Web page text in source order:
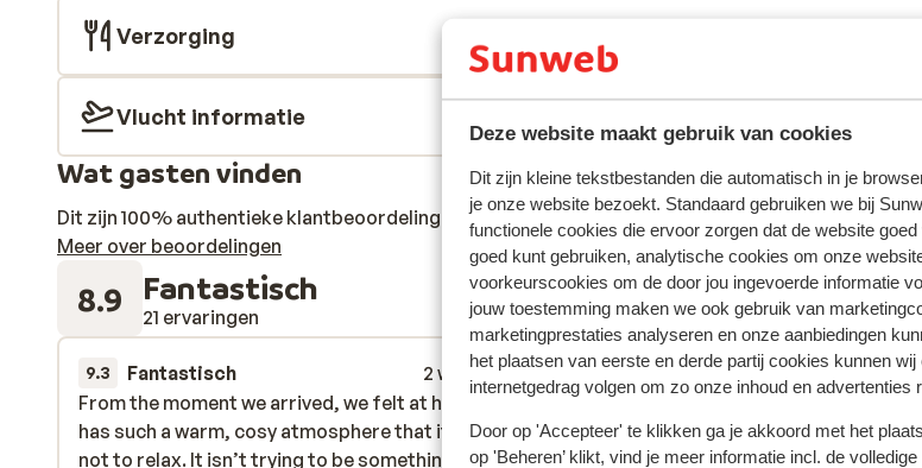
Deze website maakt gebruik van cookies
Dit zijn kleine tekstbestanden die automatisch in je
je onze website bezoekt. Standaard gebruiken we bij
functionele cookies die ervoor zorgen dat de website
goed kunt gebruiken, analytische cookies om onze
voorkeurscookies om de door jou ingevoerde informatie
jouw toestemming maken we ook gebruik van
marketingprestaties analyseren en onze aanbiedingen
het plaatsen van eerste en derde partij cookies kunnen wij
internetgedrag volgen om zo onze inhoud en advertenties
Door op 'Accepteer' te klikken ga je akkoord met het
op 'Beheren’ klikt, vind je meer informatie incl. de
Verzorging
Vlucht informatie
Wat gasten vinden
Dit zijn 100% authentieke klantbeoordelingen die hun ervaring met ons product eerlijk weergeven.
Meer over beoordelingen
8.9 Fantastisch
21 ervaringen Meest
9.3 Fantastisch
2 weken geleden
From the moment we arrived, we felt at home. Paradise
has such a warm, cosy atmosphere that it’s impossible
not to relax. It isn’t trying to be something it’s not, and
From the moment we arrived, we felt at home. Paradise
has such a warm, cosy atmosphere that it’s impossible
not to relax. It isn’t trying to be something it’s not, and
10 Fantastisch
Het hotel doet de naam eer aan..
een geweldige locatie/ligging..
zwembad. In mei waren er nog
Het hotel doet de naam eer aan..
een geweldige locatie/ligging..
zwembad. In mei waren er nog